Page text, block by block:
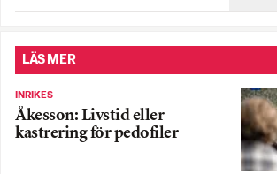
LÄS MER
INRIKES
Åkesson: Livstid eller
kastrering för pedofiler